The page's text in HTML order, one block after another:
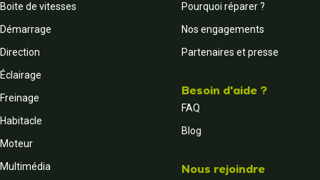
Boite de vitesses
Démarrage
Direction
Éclairage
Freinage
Habitacle
Moteur
Multimédia
Pourquoi réparer ?
Nos engagements
Partenaires et presse
Besoin d'aide ?
FAQ
Blog
Nous rejoindre